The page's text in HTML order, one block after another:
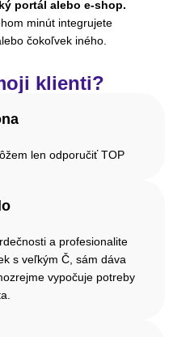
portál alebo e-shop.
minút integrujete
čokoľvek iného.
klienti?
len odporučiť TOP
a profesionalite
s veľkým Č, sám dáva
vypočuje potreby